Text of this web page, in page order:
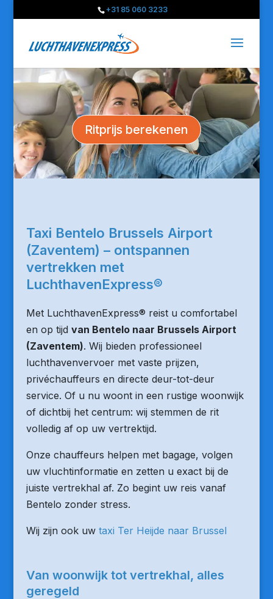
+31 85 060 3233
Ritprijs berekenen
Taxi Bentelo Brussels Airport
(Zaventem) – ontspannen
vertrekken met
LuchthavenExpress®
Met LuchthavenExpress® reist u comfortabel
en op tijd van Bentelo naar Brussels Airport
(Zaventem). Wij bieden professioneel
luchthavenvervoer met vaste prijzen,
privéchauffeurs en directe deur-tot-deur
service. Of u nu woont in een rustige woonwijk
of dichtbij het centrum: wij stemmen de rit
volledig af op uw vertrektijd.
Onze chauffeurs helpen met bagage, volgen
uw vluchtinformatie en zetten u exact bij de
juiste vertrekhal af. Zo begint uw reis vanaf
Bentelo zonder stress.
Wij zijn ook uw taxi Ter Heijde naar Brussel
Van woonwijk tot vertrekhal, alles
geregeld